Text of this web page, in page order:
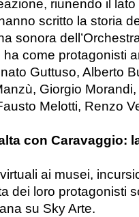
riunendo il
scritto la storia
sonora
ha come protagonisti
Guttuso, Alberto
Giorgio
Melotti, Renzo
con Caravaggio:
ai musei,
dei loro protagonisti
su Sky Arte.